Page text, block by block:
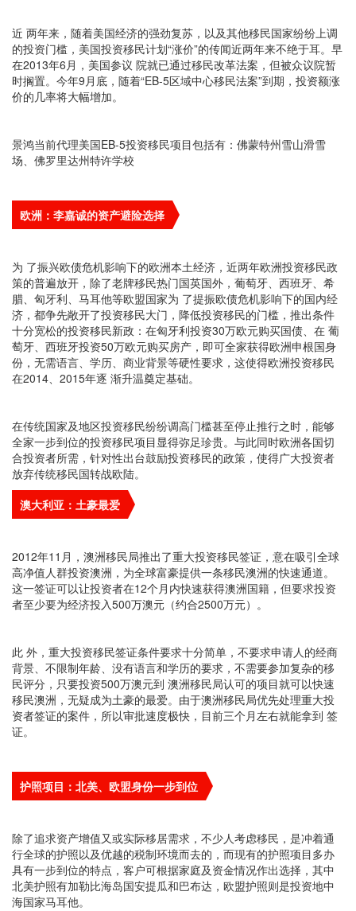
近 两年来，随着美国经济的强劲复苏，以及其他移民国家纷纷上调
的投资门槛，美国投资移民计划“涨价”的传闻近两年来不绝于耳。早
在2013年6月，美国参议 院就已通过移民改革法案，但被众议院暂
时搁置。今年9月底，随着“EB-5区域中心移民法案”到期，投资额涨
价的几率将大幅增加。
景鸿当前代理美国EB-5投资移民项目包括有：佛蒙特州雪山滑雪
场、佛罗里达州特许学校
欧洲：李嘉诚的资产避险选择
为 了振兴欧债危机影响下的欧洲本土经济，近两年欧洲投资移民政
策的普遍放开，除了老牌移民热门国英国外，葡萄牙、西班牙、希
腊、匈牙利、马耳他等欧盟国家为 了提振欧债危机影响下的国内经
济，都争先敞开了投资移民大门，降低投资移民的门槛，推出条件
十分宽松的投资移民新政：在匈牙利投资30万欧元购买国债、在 葡
萄牙、西班牙投资50万欧元购买房产，即可全家获得欧洲申根国身
份，无需语言、学历、商业背景等硬性要求，这使得欧洲投资移民
在2014、2015年逐 渐升温奠定基础。
在传统国家及地区投资移民纷纷调高门槛甚至停止推行之时，能够
全家一步到位的投资移民项目显得弥足珍贵。与此同时欧洲各国切
合投资者所需，针对性出台鼓励投资移民的政策，使得广大投资者
放弃传统移民国转战欧陆。
澳大利亚：土豪最爱
2012年11月，澳洲移民局推出了重大投资移民签证，意在吸引全球
高净值人群投资澳洲，为全球富豪提供一条移民澳洲的快速通道。
这一签证可以让投资者在12个月内快速获得澳洲国籍，但要求投资
者至少要为经济投入500万澳元（约合2500万元）。
此 外，重大投资移民签证条件要求十分简单，不要求申请人的经商
背景、不限制年龄、没有语言和学历的要求，不需要参加复杂的移
民评分，只要投资500万澳元到 澳洲移民局认可的项目就可以快速
移民澳洲，无疑成为土豪的最爱。由于澳洲移民局优先处理重大投
资者签证的案件，所以审批速度极快，目前三个月左右就能拿到 签
证。
护照项目：北美、欧盟身份一步到位
除了追求资产增值又或实际移居需求，不少人考虑移民，是冲着通
行全球的护照以及优越的税制环境而去的，而现有的护照项目多办
具有一步到位的特点，客户可根据家庭及资金情况作出选择，其中
北美护照有加勒比海岛国安提瓜和巴布达，欧盟护照则是投资地中
海国家马耳他。